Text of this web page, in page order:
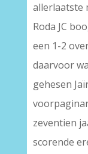
allerlaatste
Roda JC
een 1-2
daarvoor
gehesen
zeventien
scorende